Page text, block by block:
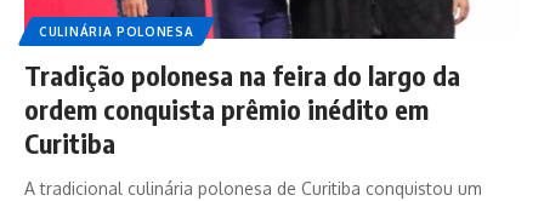
CULINÁRIA POLONESA
Tradição polonesa na feira do largo da
ordem conquista prêmio inédito em
Curitiba
A tradicional culinária polonesa de Curitiba conquistou um